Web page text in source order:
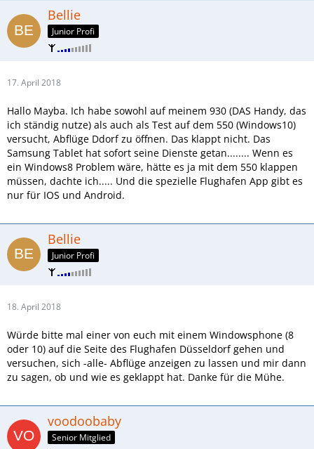
Bellie
Junior Profi
17. April 2018
Hallo Mayba. Ich habe sowohl auf meinem 930 (DAS Handy, das
ich ständig nutze) als auch als Test auf dem 550 (Windows10)
versucht, Abflüge Ddorf zu öffnen. Das klappt nicht. Das
Samsung Tablet hat sofort seine Dienste getan........ Wenn es
ein Windows8 Problem wäre, hätte es ja mit dem 550 klappen
müssen, dachte ich..... Und die spezielle Flughafen App gibt es
nur für IOS und Android.
Bellie
Junior Profi
18. April 2018
Würde bitte mal einer von euch mit einem Windowsphone (8
oder 10) auf die Seite des Flughafen Düsseldorf gehen und
versuchen, sich -alle- Abflüge anzeigen zu lassen und mir dann
zu sagen, ob und wie es geklappt hat. Danke für die Mühe.
voodoobaby
Senior Mitglied